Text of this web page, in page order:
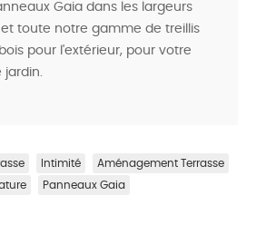
Gaia dans les largeurs
et toute notre gamme de treillis
pour l'extérieur, pour votre
jardin.
Intimité
Aménagement Terrasse
Panneaux Gaia